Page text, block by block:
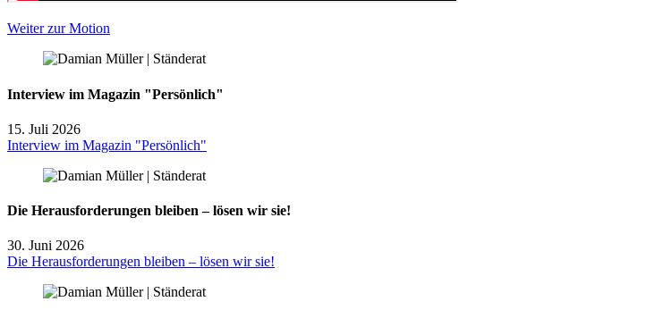
Weiter zur Motion
Interview im Magazin "Persönlich"
15. Juli 2026
Interview im Magazin "Persönlich"
Die Herausforderungen bleiben – lösen wir sie!
30. Juni 2026
Die Herausforderungen bleiben – lösen wir sie!